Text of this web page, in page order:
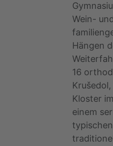
Wein-
Hängen
16
Kloster
einem